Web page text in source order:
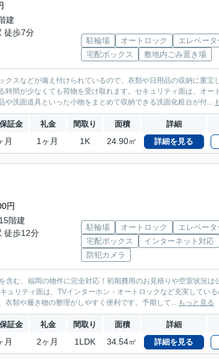
建
徒歩7分
駐輪場 オートロック
エレベータ
宅配ボックス
敷地内ごみ置き場
スなどが備え付けられているので、衣類や日用品の収納に重宝
間が少なくても荷物を受け取れます。セキュリティ面は、オー
洗面道具といった小物をまとめて収納できる洗面化粧台が付...
証金 礼金 間取り 面積 詳細
月 1ヶ月 1K 24.90㎡ 詳細を見る
円
階建
徒歩12分
駐輪場 オートロック
エレベータ
宅配ボックス
インターネット対応
防犯カメラ
む、福岡の物件に完全対応！初期費用のお見積りや空室状況は
ュリティ面は、TVインターホン・オートロックなど充実してい
類や履き物の整理がしやすく便利です。予期して... もっと見る
証金 礼金 間取り 面積 詳細
月 2ヶ月 1LDK 34.54㎡ 詳細を見る